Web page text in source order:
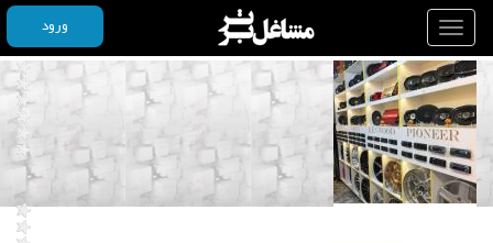
Toggle
navigation
ورود